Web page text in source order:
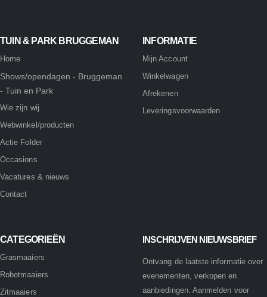
TUIN & PARK BRUGGEMAN
Home
Shows/opendagen - Bruggeman
- Tuin en Park
Wie zijn wij
Webwinkel/producten
Actie Folder
Occasions
Vacatures & nieuws
Contact
INFORMATIE
Mijn Account
Winkelwagen
Afrekenen
Leveringsvoorwaarden
CATEGORIEËN
Grasmaaiers
Robotmaaiers
Zitmaaiers
INSCHRIJVEN NIEUWSBRIEF
Ontvang de laatste informatie over
evenementen, verkopen en
aanbiedingen. Aanmelden voor